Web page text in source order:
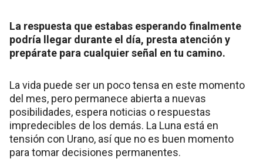
La respuesta que estabas esperando finalmente
podría llegar durante el día, presta atención y
prepárate para cualquier señal en tu camino.
La vida puede ser un poco tensa en este momento
del mes, pero permanece abierta a nuevas
posibilidades, espera noticias o respuestas
impredecibles de los demás. La Luna está en
tensión con Urano, así que no es buen momento
para tomar decisiones permanentes.